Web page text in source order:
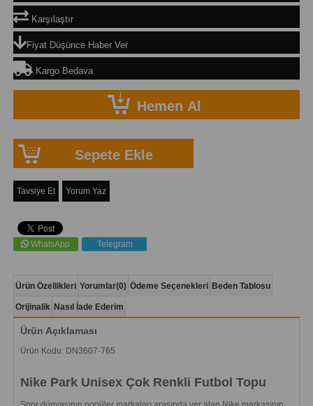
Karşılaştır
Fiyat Düşünce Haber Ver
Kargo Bedava
Tavsiye Et Yorum Yaz
WhatsApp Telegram
Ürün Özellikleri Yorumlar(0) Ödeme Seçenekleri Beden Tablosu
Orijinalik Nasıl İade Ederim
Ürün Açıklaması
Ürün Kodu: DN3607-765
Nike Park Unisex Çok Renkli Futbol Topu